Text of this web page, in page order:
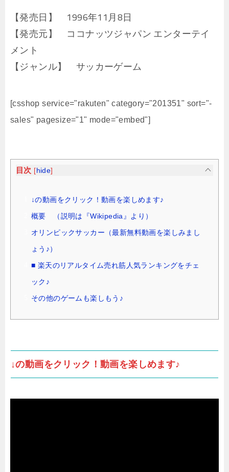
【発売日】 1996年11月8日
【発売元】 ココナッツジャパン エンターテイ
メント
【ジャンル】 サッカーゲーム
[csshop service="rakuten" category="201351" sort="-
sales" pagesize="1" mode="embed"]
目次 [ hide]
↓の動画をクリック！動画を楽しめます♪
概要 （説明は『Wikipedia』より）
オリンピックサッカー（最新無料動画を楽しみまし
ょう♪）
■ 楽天のリアルタイム売れ筋人気ランキングをチェ
ック♪
その他のゲームも楽しもう♪
↓の動画をクリック！動画を楽しめます♪